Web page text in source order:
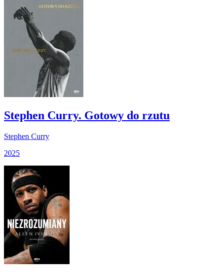
Stephen Curry. Gotowy do rzutu
Stephen Curry
2025